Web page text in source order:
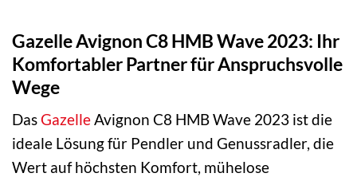
Gazelle Avignon C8 HMB Wave 2023: Ihr
Komfortabler Partner für Anspruchsvolle
Wege
DasGazelleAvignon C8 HMB Wave 2023 ist die
ideale Lösung für Pendler und Genussradler, die
Wert auf höchsten Komfort, mühelose